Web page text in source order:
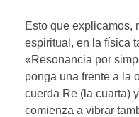
Esto que explicamos,
espiritual, en la física
«Resonancia por
ponga una frente a la
cuerda Re (la cuarta)
comienza a vibrar